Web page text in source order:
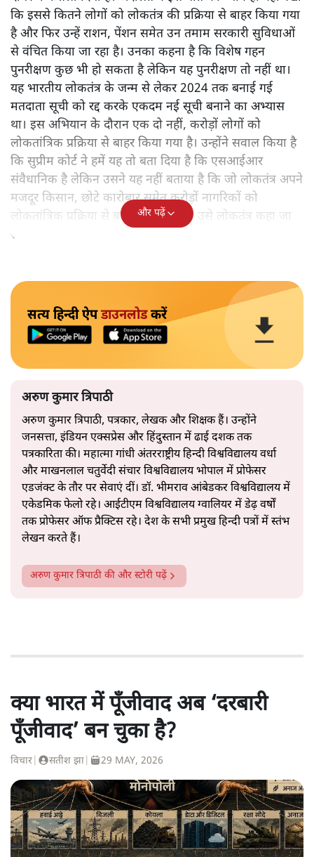
कि इससे कितने लोगों को लोकतंत्र की प्रक्रिया से बाहर किया गया
है और फिर उन्हें राशन, पेंशन समेत उन तमाम सरकारी सुविधाओं
से वंचित किया जा रहा है। उनका कहना है कि विशेष गहन
पुनरीक्षण कुछ भी हो सकता है लेकिन यह पुनरीक्षण तो नहीं था।
यह भारतीय लोकतंत्र के जन्म से लेकर 2024 तक बनाई गई
मतदाता सूची को रद्द करके एकदम नई सूची बनाने का अभ्यास
था। इस अभियान के दौरान एक दो नहीं, करोड़ों लोगों को
लोकतांत्रिक प्रक्रिया से बाहर किया गया है। उन्होंने सवाल किया है
कि सुप्रीम कोर्ट ने हमें यह तो बता दिया है कि एसआईआर
संवैधानिक है लेकिन उसने यह नहीं बताया है कि जो लोकतंत्र अपने
मजदूर किसान, छोटे कारोबार समेत करोड़ों नागरिकों को
लोकतांत्रिक प्रक्रिया से बाहर करता है क्या उसे लोकतंत्र कहा जा
सकता है?
और पढ़ें
सत्य हिन्दी ऐपडाउनलोडकरें
अरुण कुमार त्रिपाठी
अरुण कुमार त्रिपाठी, पत्रकार, लेखक और शिक्षक हैं। उन्होंने
जनसत्ता, इंडियन एक्सप्रेस और हिंदुस्तान में ढाई दशक तक
पत्रकारिता की। महात्मा गांधी अंतरराष्ट्रीय हिन्दी विश्वविद्यालय वर्धा
और माखनलाल चतुर्वेदी संचार विश्वविद्यालय भोपाल में प्रोफेसर
एडजंक्ट के तौर पर सेवाएं दीं। डॉ. भीमराव आंबेडकर विश्वविद्यालय में
एकेडमिक फेलो रहे। आईटीएम विश्वविद्यालय ग्वालियर में डेढ़ वर्षों
तक प्रोफेसर ऑफ प्रैक्टिस रहे। देश के सभी प्रमुख हिन्दी पत्रों में स्तंभ
लेखन करते हैं।
अरुण कुमार त्रिपाठी की और स्टोरी पढ़ें
क्या भारत में पूँजीवाद अब ‘दरबारी
पूँजीवाद’ बन चुका है?
विचार सतीश झा 29 MAY, 2026